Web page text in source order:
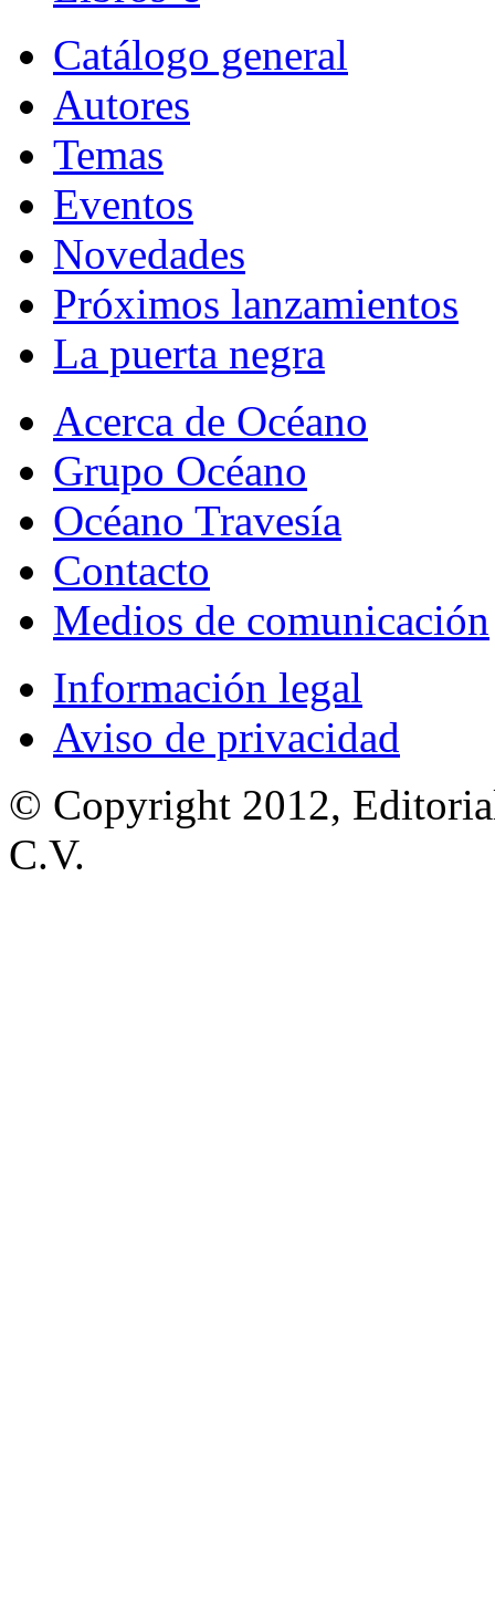
Catálogo general
Autores
Temas
Eventos
Novedades
Próximos lanzamientos
La puerta negra
Acerca de Océano
Grupo Océano
Océano Travesía
Contacto
Medios de comunicación
Información legal
Aviso de privacidad
© Copyright 2012,
C.V.